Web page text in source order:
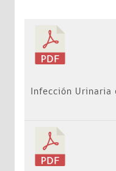
Infección Urinaria